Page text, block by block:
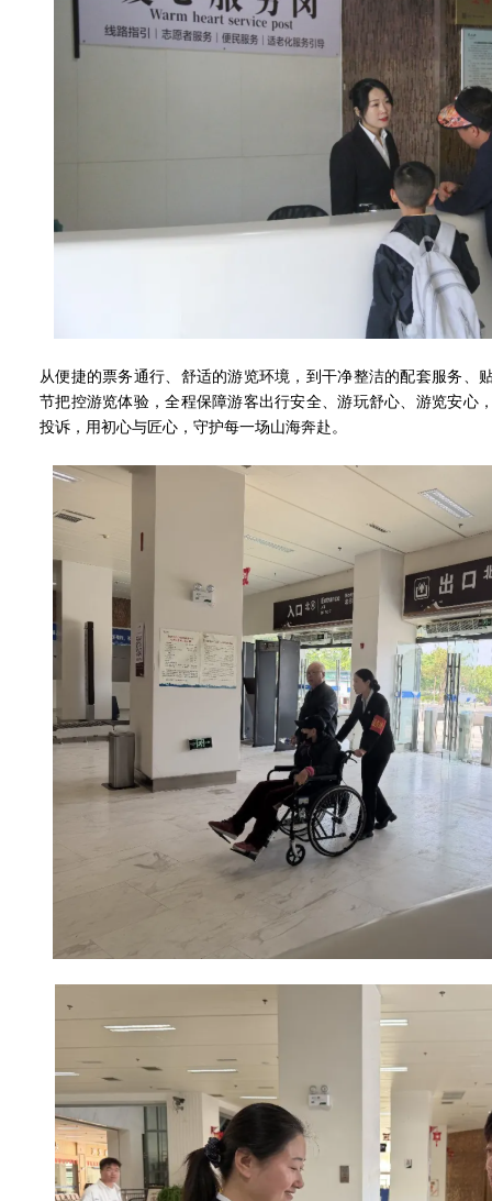
从便捷的票务通行、舒适的游览环境，到干净整洁的配套服务、
节把控游览体验，全程保障游客出行安全、游玩舒心、游览安心
投诉，用初心与匠心，守护每一场山海奔赴。